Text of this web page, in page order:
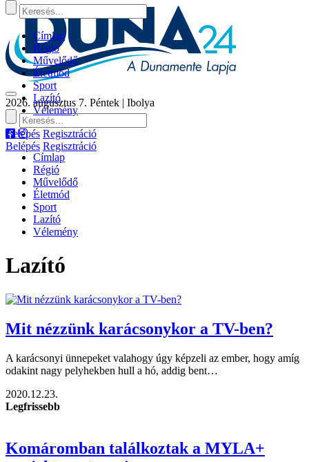
2026. augusztus 7. Péntek | Ibolya
Belépés Regisztráció
Címlap
Régió
Művelődő
Életmód
Sport
Lazító
Vélemény
Lazító
Mit nézzünk karácsonykor a TV-ben?
A karácsonyi ünnepeket valahogy úgy képzeli az ember, hogy amíg
odakint nagy pelyhekben hull a hó, addig bent…
2020.12.23.
Legfrissebb
Komáromban találkoztak a MYLA+
Címlap
Régió
Művelődő
Életmód
Sport
Lazító
Vélemény
Belépés Regisztráció